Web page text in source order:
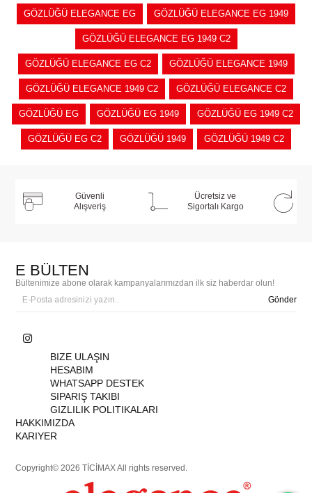
GÖZLÜĞÜ ELEGANCE EG GÖZLÜĞÜ ELEGANCE EG 1949
GÖZLÜĞÜ ELEGANCE EG 1949 C2
GÖZLÜĞÜ ELEGANCE EG C2 GÖZLÜĞÜ ELEGANCE 1949
GÖZLÜĞÜ ELEGANCE 1949 C2 GÖZLÜĞÜ ELEGANCE C2
GÖZLÜĞÜ EG GÖZLÜĞÜ EG 1949 GÖZLÜĞÜ EG 1949 C2
GÖZLÜĞÜ EG C2 GÖZLÜĞÜ 1949 GÖZLÜĞÜ 1949 C2
Güvenli
Alışveriş
Ücretsiz ve
Sigortalı Kargo
E BÜLTEN
Bültenimize abone olarak kampanyalarımızdan ilk siz haberdar olun!
Gönder
BIZE ULAŞIN
HESABIM
WHATSAPP DESTEK
SIPARIŞ TAKIBI
GIZLILIK POLITIKALARI
HAKKIMIZDA
KARIYER
Copyright© 2026 TİCİMAX All rights reserved.